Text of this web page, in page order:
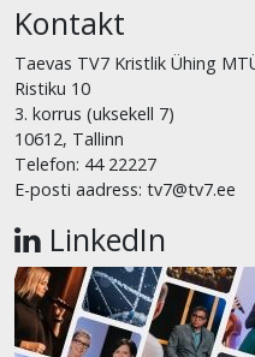
Kontakt
Taevas TV7 Kristlik Ühing
Ristiku 10
3. korrus (uksekell 7)
10612, Tallinn
Telefon: 44 22227
E-posti aadress: tv7@tv7.ee
LinkedIn